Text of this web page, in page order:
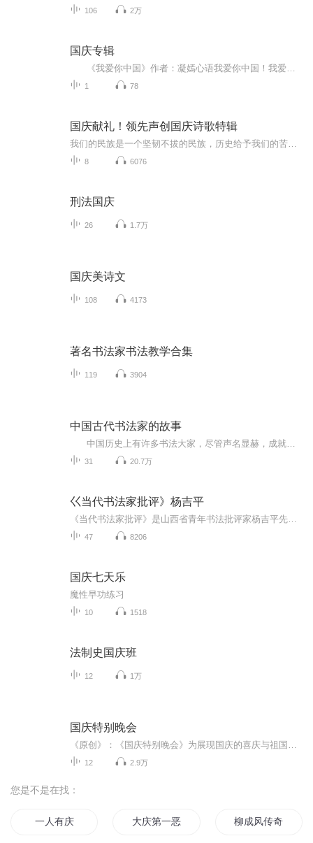
106 2万
国庆专辑
1 78
国庆献礼！领先声创国庆诗歌特辑
8 6076
刑法国庆
26 1.7万
国庆美诗文
108 4173
著名书法家书法教学合集
119 3904
中国古代书法家的故事
31 20.7万
巜当代书法家批评》杨吉平
47 8206
国庆七天乐
魔性早功练习
10 1518
法制史国庆班
12 1万
国庆特别晚会
12 2.9万
您是不是在找：
一人有庆 大庆第一恶 柳成风传奇